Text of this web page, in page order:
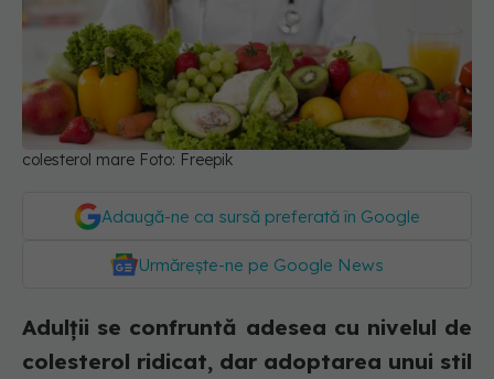
colesterol mare Foto: Freepik
Adaugă-ne ca sursă preferată în Google
Urmărește-ne pe Google News
Adulții se confruntă adesea cu nivelul de
colesterol ridicat, dar adoptarea unui stil